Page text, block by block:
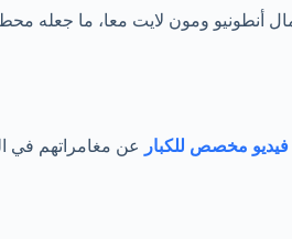
ومون لايت معا، ما جعله محط
مخصص للكبار